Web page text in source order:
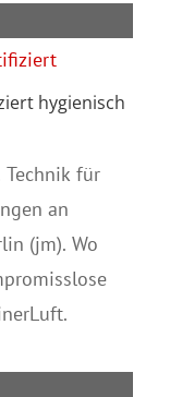
hygienisch
Technik für
an
(jm). Wo